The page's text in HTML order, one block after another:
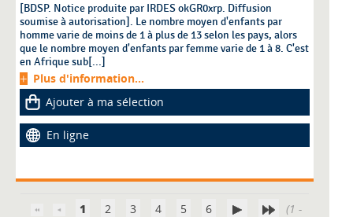
[BDSP. Notice produite par IRDES okGR0xrp. Diffusion
soumise à autorisation]. Le nombre moyen d'enfants par
homme varie de moins de 1 à plus de 13 selon les pays, alors
que le nombre moyen d'enfants par femme varie de 1 à 8. C'est
en Afrique sub[...]
Plus d'information...
Ajouter à ma sélection
En ligne
1 2 3 4 5 6